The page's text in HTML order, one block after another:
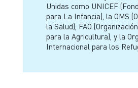
Unidas como UNICEF
para La Infancia), la OMS
la Salud), FAO
para la Agricultura), y la
Internacional para los